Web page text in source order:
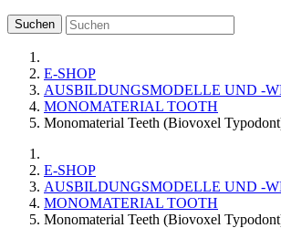
Suchen
E-SHOP
AUSBILDUNGSMODELLE UND -
MONOMATERIAL TOOTH
Monomaterial Teeth (Biovoxel
E-SHOP
AUSBILDUNGSMODELLE UND -
MONOMATERIAL TOOTH
Monomaterial Teeth (Biovoxel